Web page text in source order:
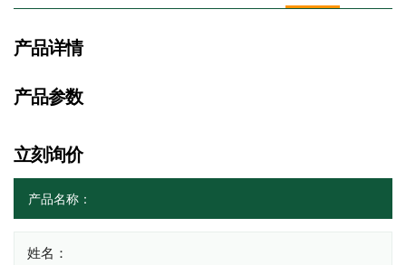
产品详情
产品参数
立刻询价
姓名：